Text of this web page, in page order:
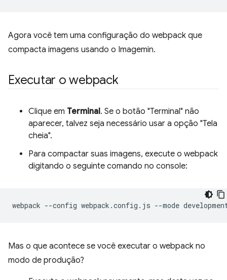
Agora você tem uma configuração do webpack que
compacta imagens usando o Imagemin.
Executar o webpack
Clique em Terminal. Se o botão "Terminal" não
aparecer, talvez seja necessário usar a opção "Tela
cheia".
Para compactar suas imagens, execute o webpack
digitando o seguinte comando no console:
webpack --config webpack.config.js --mode
Mas o que acontece se você executar o webpack no
modo de produção?